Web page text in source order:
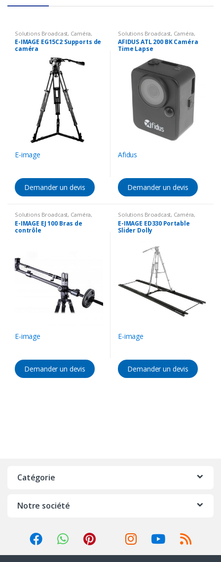
Solutions Broadcast, Caméra,
Accessoires Caméra, Support
E-IMAGE EG15C2 Supports de
caméra
E-image
Demander un devis
Solutions Broadcast, Caméra,
Caméra time laps
AFIDUS ATL 200 BK Caméra
Time Lapse
Afidus
Demander un devis
Solutions Broadcast, Caméra,
Accessoires Caméra Support
E-IMAGE EJ 100 Bras de
contrôle
E-image
Demander un devis
Solutions Broadcast, Caméra,
Accessoires Caméra Support
E-IMAGE ED330 Portable
Slider Dolly
E-image
Demander un devis
Catégorie
Notre société